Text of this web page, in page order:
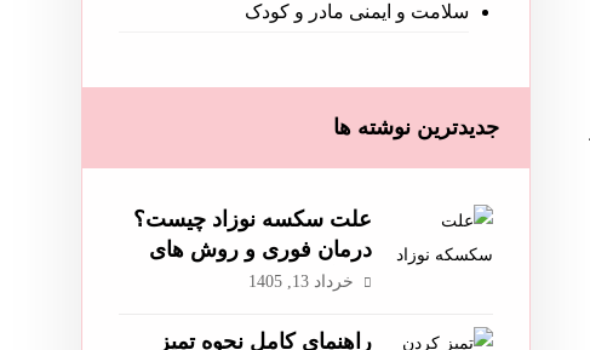
سلامت و ایمنی مادر و کودک
جدیدترین نوشته ها
علت سکسه نوزاد چیست؟
درمان فوری و روش های
رفع آن
خرداد 13, 1405
راهنمای کامل نحوه تمیز